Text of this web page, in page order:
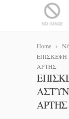
Home
ΑΡΤΗΣ
ΑΡΤΗΣ